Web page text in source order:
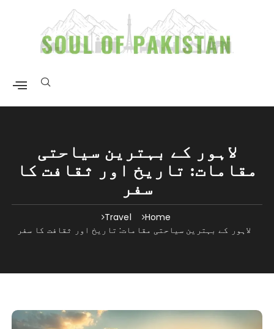
لاہور کے بہترین سیاحتی
مقامات: تاریخ اور ثقافت کا
سفر
Home
Travel
لاہور کے بہترین سیاحتی مقامات: تاریخ اور ثقافت کا سفر